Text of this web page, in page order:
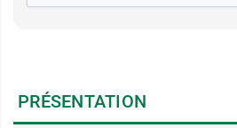
PRÉSENTATION